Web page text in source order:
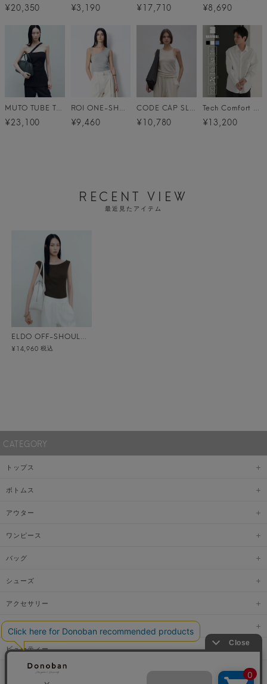
¥20,350 ¥3,190 ¥17,710 ¥8,690
MUTO TUBE TOP メール便
¥23,100 ¥9,460 ¥10,780 ¥13,200
RECENT VIEW
最近見たアイテム
ELDO OFF-SHOULDER KNIT メール便
¥14,960 税込
CATEGORY
トップス
ボトムス
アウター
ワンピース
バッグ
シューズ
アクセサリー
ファッショングッズ
ビューティー